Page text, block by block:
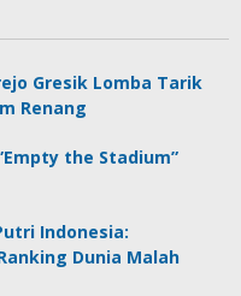
Gresik Lomba Tarik
Renang
the Stadium”
Indonesia:
Dunia Malah